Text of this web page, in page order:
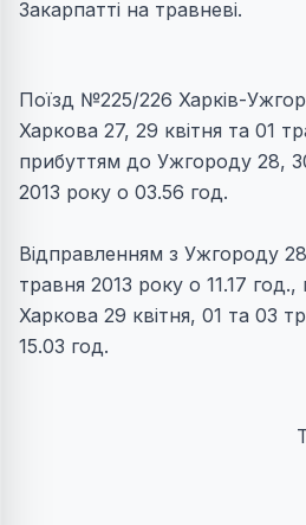
Закарпатті на травневі.
Поїзд №225/226 Харків-
Харкова 27, 29 квітня та 01
прибуттям до Ужгороду 28,
2013 року о 03.56 год.
Відправленням з Ужгороду
травня 2013 року о 11.17
Харкова 29 квітня, 01 та 03
15.03 год.